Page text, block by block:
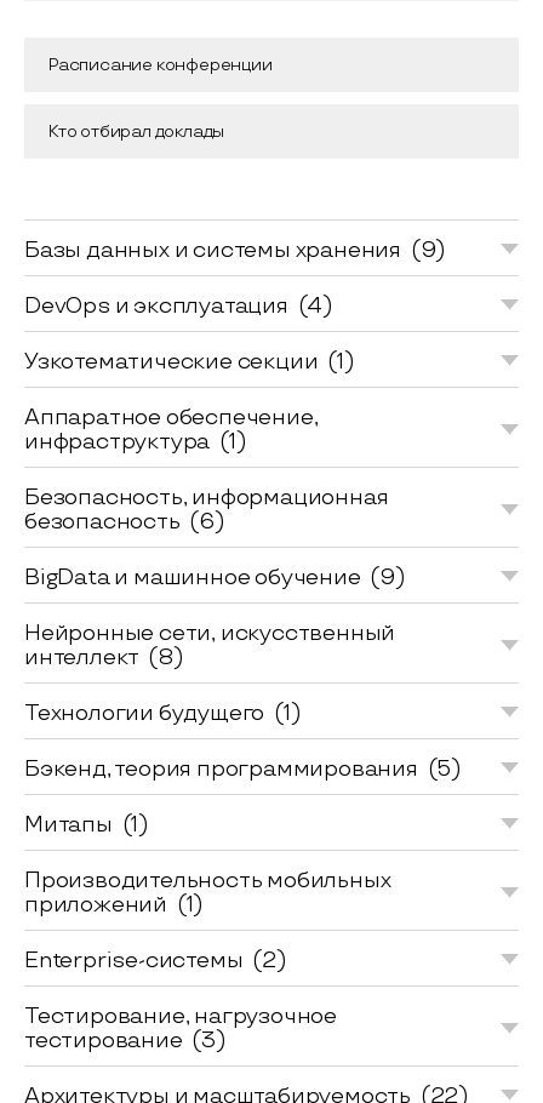
Расписание конференции
Кто отбирал доклады
Базы данных и системы хранения (9)
DevOps и эксплуатация (4)
Узкотематические секции (1)
Аппаратное обеспечение,
инфраструктура (1)
Безопасность, информационная
безопасность (6)
BigData и машинное обучение (9)
Нейронные сети, искусственный
интеллект (8)
Технологии будущего (1)
Бэкенд, теория программирования (5)
Митапы (1)
Производительность мобильных
приложений (1)
Enterprise-системы (2)
Тестирование, нагрузочное
тестирование (3)
Архитектуры и масштабируемость (22)